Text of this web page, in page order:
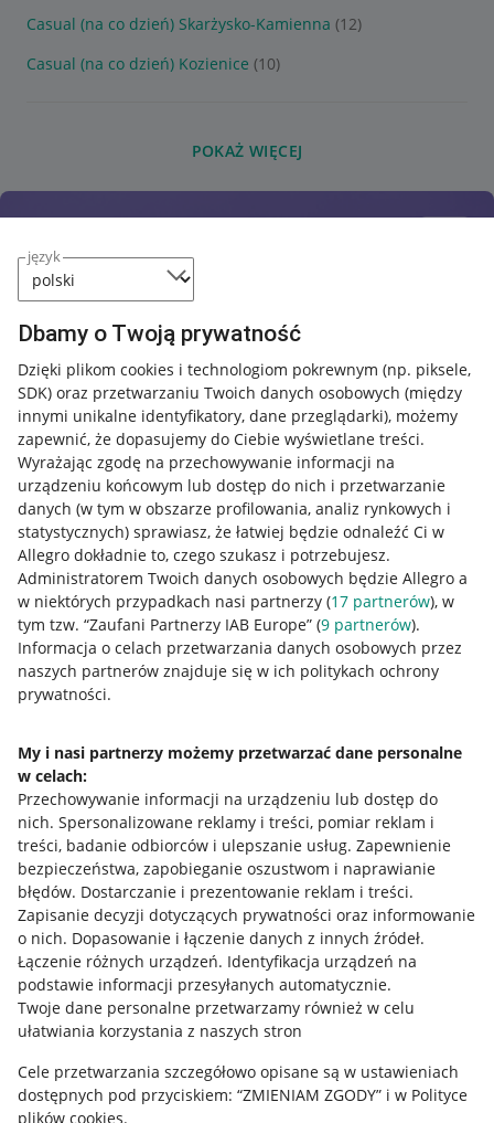
język
Dbamy o Twoją prywatność
Dzięki plikom cookies i technologiom pokrewnym (np. piksele,
SDK) oraz przetwarzaniu Twoich danych osobowych (między
innymi unikalne identyfikatory, dane przeglądarki), możemy
zapewnić, że dopasujemy do Ciebie wyświetlane treści.
Wyrażając zgodę na przechowywanie informacji na
urządzeniu końcowym lub dostęp do nich i przetwarzanie
danych (w tym w obszarze profilowania, analiz rynkowych i
statystycznych) sprawiasz, że łatwiej będzie odnaleźć Ci w
Allegro dokładnie to, czego szukasz i potrzebujesz.
Administratorem Twoich danych osobowych będzie Allegro a
w niektórych przypadkach nasi partnerzy (17 partnerów), w
tym tzw. “Zaufani Partnerzy IAB Europe” (9 partnerów).
Informacja o celach przetwarzania danych osobowych przez
naszych partnerów znajduje się w ich politykach ochrony
prywatności.
My i nasi partnerzy możemy przetwarzać dane personalne
w celach:
Przechowywanie informacji na urządzeniu lub dostęp do
nich. Spersonalizowane reklamy i treści, pomiar reklam i
treści, badanie odbiorców i ulepszanie usług. Zapewnienie
bezpieczeństwa, zapobieganie oszustwom i naprawianie
błędów. Dostarczanie i prezentowanie reklam i treści.
Zapisanie decyzji dotyczących prywatności oraz informowanie
o nich. Dopasowanie i łączenie danych z innych źródeł.
Łączenie różnych urządzeń. Identyfikacja urządzeń na
podstawie informacji przesyłanych automatycznie.
Twoje dane personalne przetwarzamy również w celu
ułatwiania korzystania z naszych stron
Cele przetwarzania szczegółowo opisane są w ustawieniach
dostępnych pod przyciskiem: “ZMIENIAM ZGODY” i w Polityce
plików cookies.
Casual (na co dzień) Skarżysko-Kamienna (12)
Casual (na co dzień) Kozienice (10)
POKAŻ WIĘCEJ
Przydatne informacje
Jak to działa
Allegro Gadane dla sprzedających
Allegro Gadane dla kupujących
Mapa miejscowości
Informacje prawne
Regulamin
Polityka plików "cookies"
Ustawienia plików "cookies"
Udostępnianie lokalizacji
Informacje dla Aktu o Usługach Cyfrowych